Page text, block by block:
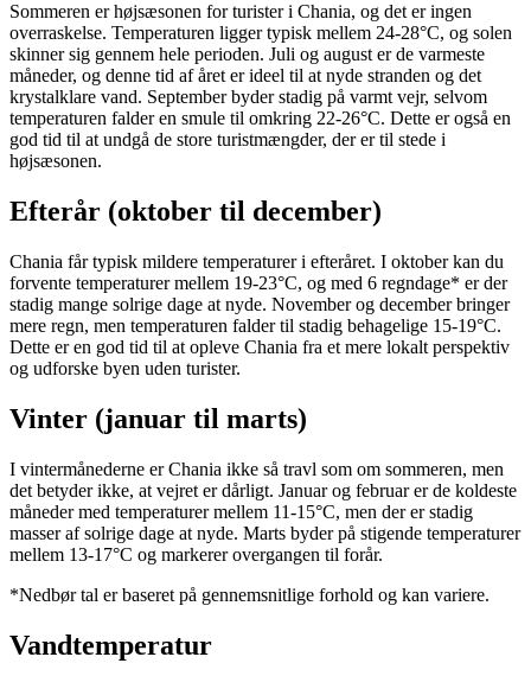
Sommeren er højsæsonen for turister i Chania, og det er ingen
overraskelse. Temperaturen ligger typisk mellem 24-28°C, og solen
skinner sig gennem hele perioden. Juli og august er de varmeste
måneder, og denne tid af året er ideel til at nyde stranden og det
krystalklare vand. September byder stadig på varmt vejr, selvom
temperaturen falder en smule til omkring 22-26°C. Dette er også en
god tid til at undgå de store turistmængder, der er til stede i
højsæsonen.
Efterår (oktober til december)
Chania får typisk mildere temperaturer i efteråret. I oktober kan du
forvente temperaturer mellem 19-23°C, og med 6 regndage* er der
stadig mange solrige dage at nyde. November og december bringer
mere regn, men temperaturen falder til stadig behagelige 15-19°C.
Dette er en god tid til at opleve Chania fra et mere lokalt perspektiv
og udforske byen uden turister.
Vinter (januar til marts)
I vintermånederne er Chania ikke så travl som om sommeren, men
det betyder ikke, at vejret er dårligt. Januar og februar er de koldeste
måneder med temperaturer mellem 11-15°C, men der er stadig
masser af solrige dage at nyde. Marts byder på stigende temperaturer
mellem 13-17°C og markerer overgangen til forår.
*Nedbør tal er baseret på gennemsnitlige forhold og kan variere.
Vandtemperatur